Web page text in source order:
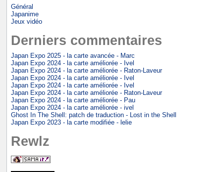
Général
Japanime
Jeux vidéo
Derniers commentaires
Japan Expo 2025 - la carte avancée - Marc
Japan Expo 2024 - la carte améliorée - Ivel
Japan Expo 2024 - la carte améliorée - Raton-Laveur
Japan Expo 2024 - la carte améliorée - Ivel
Japan Expo 2024 - la carte améliorée - Ivel
Japan Expo 2024 - la carte améliorée - Raton-Laveur
Japan Expo 2024 - la carte améliorée - Pau
Japan Expo 2024 - la carte améliorée - ivel
Ghost In The Shell: patch de traduction - Lost in the Shell
Japan Expo 2023 - la carte modifiée - lelie
Rewlz